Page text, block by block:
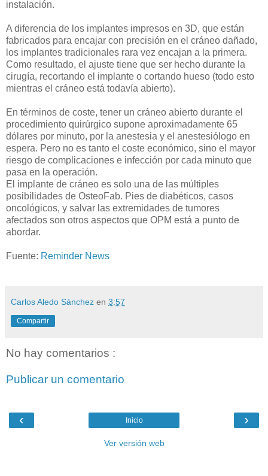
instalación.
A diferencia de los implantes impresos en 3D, que están
fabricados para encajar con precisión en el cráneo dañado,
los implantes tradicionales rara vez encajan a la primera.
Como resultado, el ajuste tiene que ser hecho durante la
cirugía, recortando el implante o cortando hueso (todo esto
mientras el cráneo está todavía abierto).
En términos de coste, tener un cráneo abierto durante el
procedimiento quirúrgico supone aproximadamente 65
dólares por minuto, por la anestesia y el anestesiólogo en
espera. Pero no es tanto el coste económico, sino el mayor
riesgo de complicaciones e infección por cada minuto que
pasa en la operación.
El implante de cráneo es solo una de las múltiples
posibilidades de OsteoFab. Pies de diabéticos, casos
oncológicos, y salvar las extremidades de tumores
afectados son otros aspectos que OPM está a punto de
abordar.
Fuente: Reminder News
Carlos Aledo Sánchez en 3:57
Compartir
No hay comentarios :
Publicar un comentario
‹ ›
Inicio
Ver versión web